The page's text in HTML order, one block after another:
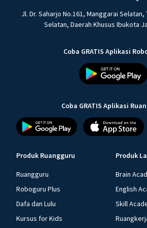
Jl. Dr. Saharjo No.161, Manggarai
Selatan, Daerah Khusus Ibukota
Coba GRATIS Aplikasi
Coba GRATIS Aplikasi
Produk Ruangguru
Ruangguru
Roboguru Plus
Dafa dan Lulu
Kursus for Kids
Produk
Brain
English
Skill